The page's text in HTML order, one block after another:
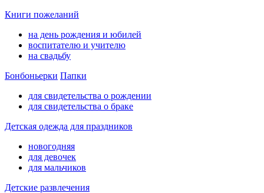
Книги пожеланий
на день рождения и юбилей
воспитателю и учителю
на свадьбу
Бонбоньерки Папки
для свидетельства о рождении
для свидетельства о браке
Детская одежда для праздников
новогодняя
для девочек
для мальчиков
Детские развлечения